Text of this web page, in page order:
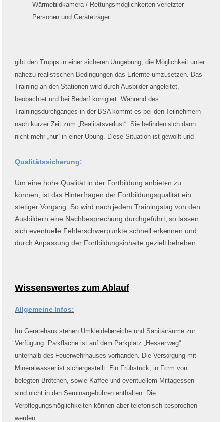
Wärmebildkamera / Rettungsmöglichkeiten verletzter
Personen und Geräteträger
gibt den Trupps in einer sicheren Umgebung, die Möglichkeit unter
nahezu realistischen Bedingungen das Erlernte umzusetzen. Das
Training an den Stationen wird durch Ausbilder angeleitet,
beobachtet und bei Bedarf korrigiert. Während des
Trainingsdurchganges in der BSA kommt es bei den Teilnehmern
nach kurzer Zeit zum „Realitätsverlust“. Sie befinden sich dann
nicht mehr „nur“ in einer Übung. Diese Situation ist gewollt und
Qualitätssicherung:
Um eine hohe Qualität in der Fortbildung anbieten zu
können, ist das Hinterfragen der Fortbildungsqualität ein
stetiger Vorgang. So wird nach jedem Trainingstag von den
Ausbildern eine Nachbesprechung durchgeführt, so lassen
sich eventuelle Fehlerschwerpunkte schnell erkennen und
durch Anpassung der Fortbildungsinhalte gezielt beheben.
Wissenswertes zum Ablauf
Allgemeine Infos:
Im Gerätehaus stehen Umkleidebereiche und Sanitärräume zur
Verfügung. Parkfläche ist auf dem Parkplatz „Hessenweg“
unterhalb des Feuerwehrhauses vorhanden. Die Versorgung mit
Mineralwasser ist sichergestellt. Ein Frühstück, in Form von
belegten Brötchen, sowie Kaffee und eventuellem Mittagessen
sind nicht in den Seminargebühren enthalten. Die
Verpflegungsmöglichkeiten können aber telefonisch besprochen
werden.